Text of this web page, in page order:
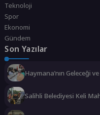
Teknoloji
Spor
Ekonomi
Gündem
Son Yazılar
Haymana’nın Geleceği
Salihli Belediyesi Keli